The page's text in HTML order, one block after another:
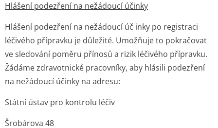
Hlášení podezření na nežádoucí účinky
Hlášení podezření na nežádoucí úč inky po registraci
léčivého přípravku je důležité. Umožňuje to pokračovat
ve sledování poměru přínosů a rizik léčivého přípravku.
Žádáme zdravotnické pracovníky, aby hlásili podezření
na nežádoucí účinky na adresu:
Státní ústav pro kontrolu léčiv
Šrobárova 48